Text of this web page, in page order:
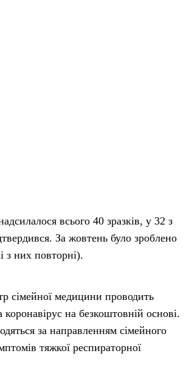
всього 40 зразків, у 32 з
За жовтень було зроблено
з них повторні).
сімейної медицини проводить
на безкоштовній основі.
за направленням сімейного
тяжкої респираторної